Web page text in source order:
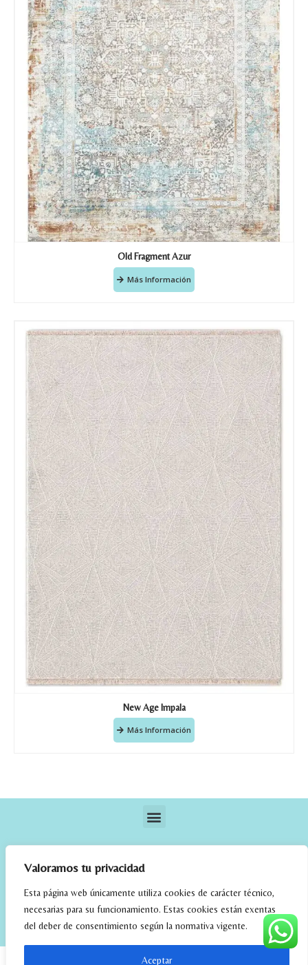
Valoramos tu privacidad
Esta página web únicamente utiliza cookies de carácter técnico,
necesarias para su funcionamiento. Estas cookies están exentas
del deber de consentimiento según la normativa vigente.
Aceptar
Old Fragment Azur
Más Información
New Age Impala
Más Información
elrincondefehmi.com © 2023. Designed By W Media